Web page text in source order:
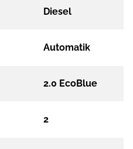
Diesel
Automatik
2.0 EcoBlue
2